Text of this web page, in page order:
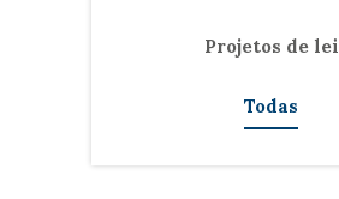
Projetos de lei
Todas